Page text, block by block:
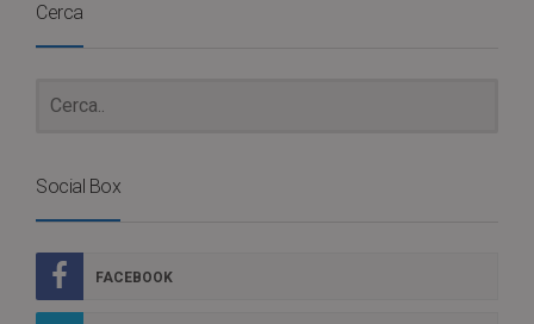
Cerca
Social Box
FACEBOOK